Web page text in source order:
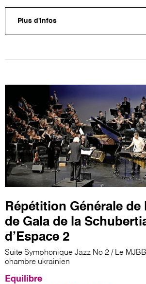
Plus d'infos
Répétition Générale de
de Gala de la
d’Espace 2
Suite Symphonique Jazz No 2 / Le
chambre ukrainien
Equilibre